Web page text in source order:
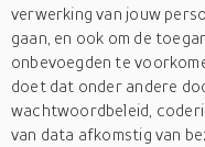
verwerking van jouw
gaan, en ook om de
onbevoegden te
doet dat onder andere
wachtwoordbeleid,
van data afkomstig van